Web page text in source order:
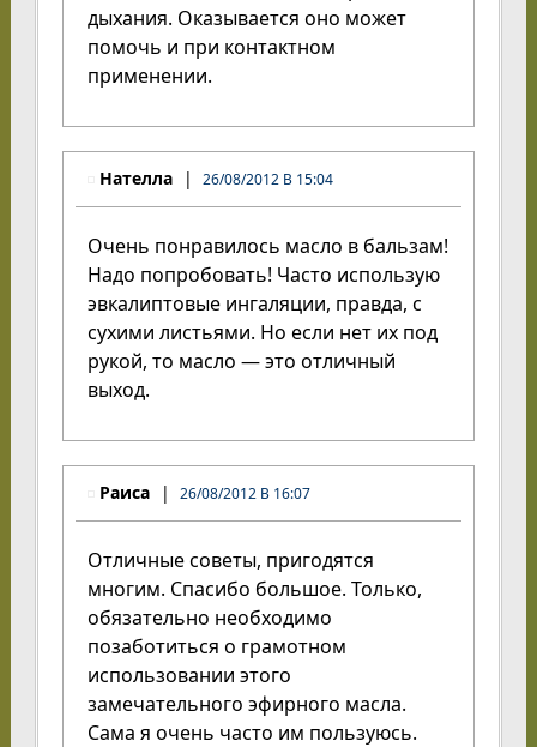
дыхания. Оказывается оно может
помочь и при контактном
применении.
Нателла 26/08/2012 В 15:04
Очень понравилось масло в бальзам!
Надо попробовать! Часто использую
эвкалиптовые ингаляции, правда, с
сухими листьями. Но если нет их под
рукой, то масло — это отличный
выход.
Раиса 26/08/2012 В 16:07
Отличные советы, пригодятся
многим. Спасибо большое. Только,
обязательно необходимо
позаботиться о грамотном
использовании этого
замечательного эфирного масла.
Сама я очень часто им пользуюсь.